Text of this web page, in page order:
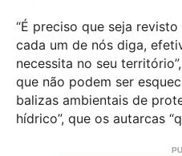
“É preciso que seja
cada um de nós diga,
necessita no seu
que não podem ser
balizas ambientais de
hídrico”, que os autarcas